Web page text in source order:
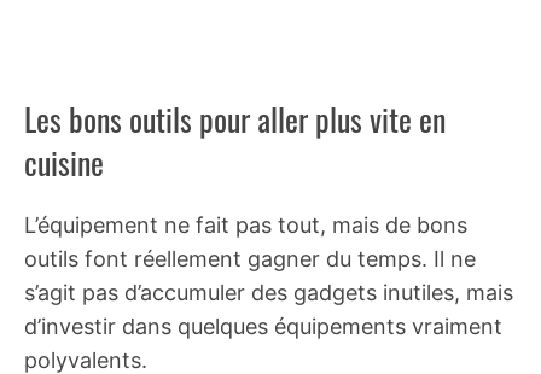
Les bons outils pour aller plus vite en
cuisine
L’équipement ne fait pas tout, mais de bons
outils font réellement gagner du temps. Il ne
s’agit pas d’accumuler des gadgets inutiles, mais
d’investir dans quelques équipements vraiment
polyvalents.